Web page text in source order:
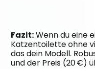
Fazit: Wenn du eine
Katzentoilette ohne
das dein Modell.
und der Preis (20 €)